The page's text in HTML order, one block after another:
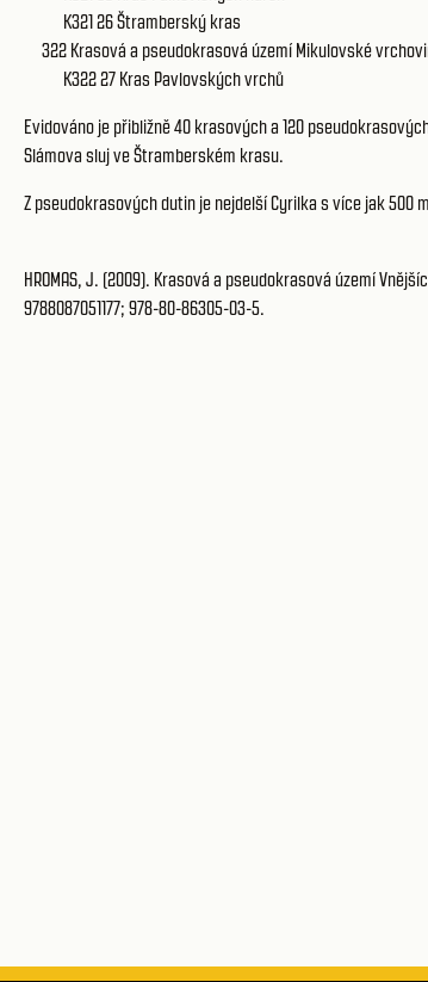
K321 26Štramberský kras
322 Krasová a pseudokrasová území Mikulovské
K322 27 Kras Pavlovských vrchů
Evidováno je přibližně 40 krasových a 120
Slámova sluj ve Štramberském krasu.
Z pseudokrasových dutin je nejdelší Cyrilka s více jak 500
HROMAS, J. (2009). Krasová a pseudokrasová území
9788087051177; 978-80-86305-03-5.